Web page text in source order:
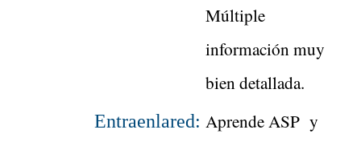
Múltiple
información muy
bien detallada.
Entraenlared: Aprende ASP y